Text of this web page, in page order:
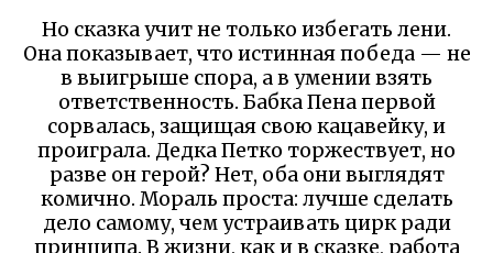
Но сказка учит не только избегать лени.
Она показывает, что истинная победа — не
в выигрыше спора, а в умении взять
ответственность. Бабка Пена первой
сорвалась, защищая свою кацавейку, и
проиграла. Дедка Петко торжествует, но
разве он герой? Нет, оба они выглядят
комично. Мораль проста: лучше сделать
дело самому, чем устраивать цирк ради
принципа. В жизни, как и в сказке, работа